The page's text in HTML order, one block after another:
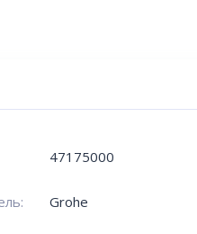
47175000
Grohe